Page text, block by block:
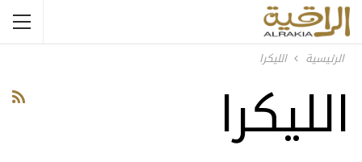
الرئيسية الليكرا
الليكرا